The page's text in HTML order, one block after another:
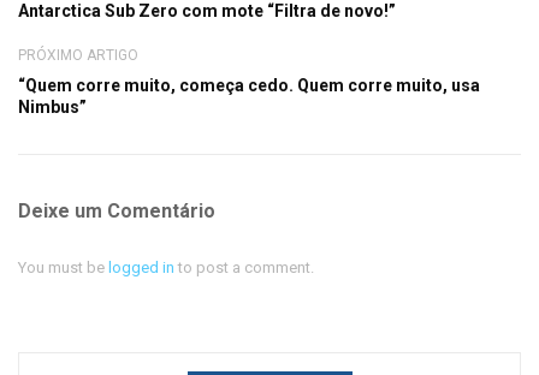
Antarctica Sub Zero com mote “Filtra de novo!”
PRÓXIMO ARTIGO
“Quem corre muito, começa cedo. Quem corre muito, usa
Nimbus”
Deixe um Comentário
You must be logged in to post a comment.